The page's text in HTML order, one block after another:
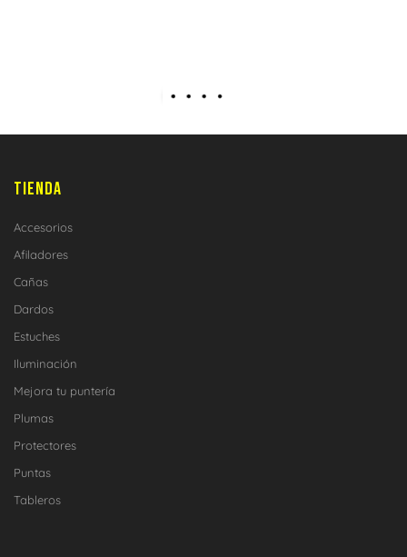
TIENDA
Accesorios
Afiladores
Cañas
Dardos
Estuches
Iluminación
Mejora tu puntería
Plumas
Protectores
Puntas
Tableros